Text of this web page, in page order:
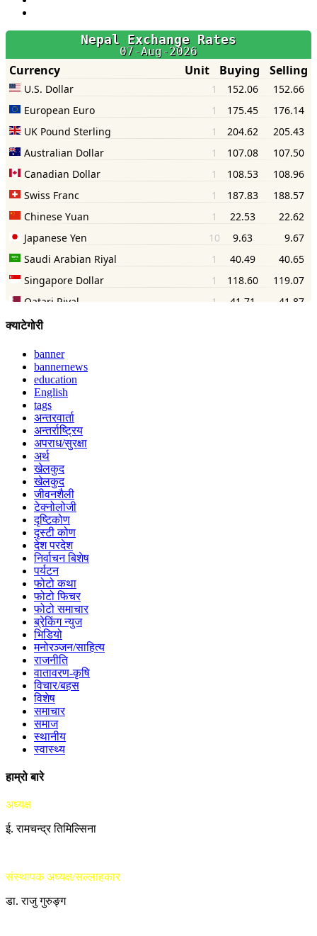
क्याटेगोरी
banner
bannernews
education
English
tags
अन्तरवार्ता
अन्तर्राष्ट्रिय
अपराध/सुरक्षा
अर्थ
खेलकुद
खेलकुद
जीवनशैली
टेक्नोलोजी
दृष्टिकोण
दृस्टी कोण
देश परदेश
निर्वाचन बिशेष
पर्यटन
फोटो कथा
फोटो फिचर
फोटो समाचार
ब्रेकिंग न्युज
भिडियो
मनोरञ्जन/साहित्य
राजनीति
वातावरण-कृषि
विचार/बहस
विशेष
समाचार
समाज
स्थानीय
स्वास्थ्य
हाम्रो बारे
अध्यक्ष
ई. रामचन्द्र तिमिल्सिना
संस्थापक अध्यक्ष/सल्लाहकार
डा. राजु गुरुङ्ग